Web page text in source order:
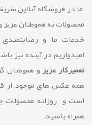
ما در فروشگاه آنلاین
محصولات به هموطنان
خدمات ما و رضايتمندی
امیدواریم در آینده نیز
تعمیرکار عزیزو هموطنان
همه عکس های موجود از
است و روزانه
همراه باشید.